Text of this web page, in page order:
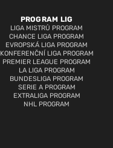
PROGRAM LIG
LIGA MISTRŮ PROGRAM
CHANCE LIGA PROGRAM
EVROPSKÁ LIGA PROGRAM
KONFERENČNÍ LIGA PROGRAM
PREMIER LEAGUE PROGRAM
LA LIGA PROGRAM
BUNDESLIGA PROGRAM
SERIE A PROGRAM
EXTRALIGA PROGRAM
NHL PROGRAM